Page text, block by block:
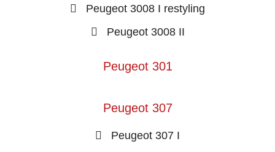
Peugeot 3008 I restyling
Peugeot 3008 II
Peugeot 301
Peugeot 307
Peugeot 307 I